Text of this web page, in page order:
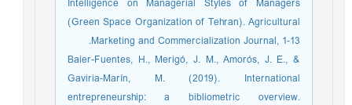
Intelligence on Managerial Styles of Managers
(Green Space Organization of Tehran). Agricultural
Marketing and Commercialization Journal, 1-13.
Baier-Fuentes, H., Merigó, J. M., Amorós, J. E., &
Gaviria-Marín, M. (2019). International
entrepreneurship: a bibliometric overview.